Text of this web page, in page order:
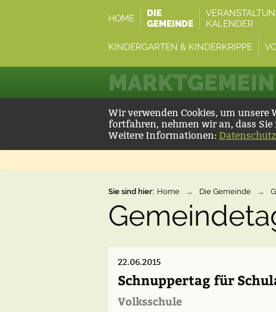
HOME
DIE
GEMEINDE
KALENDER
KINDERGARTEN & KINDERKRIPPE
Wir verwenden Cookies, um unsere
fortfahren, nehmen wir an, dass
Weitere Informationen:
Sie sind hier: Home → Die Gemeinde →
22.06.2015
Schnuppertag für
Volksschule